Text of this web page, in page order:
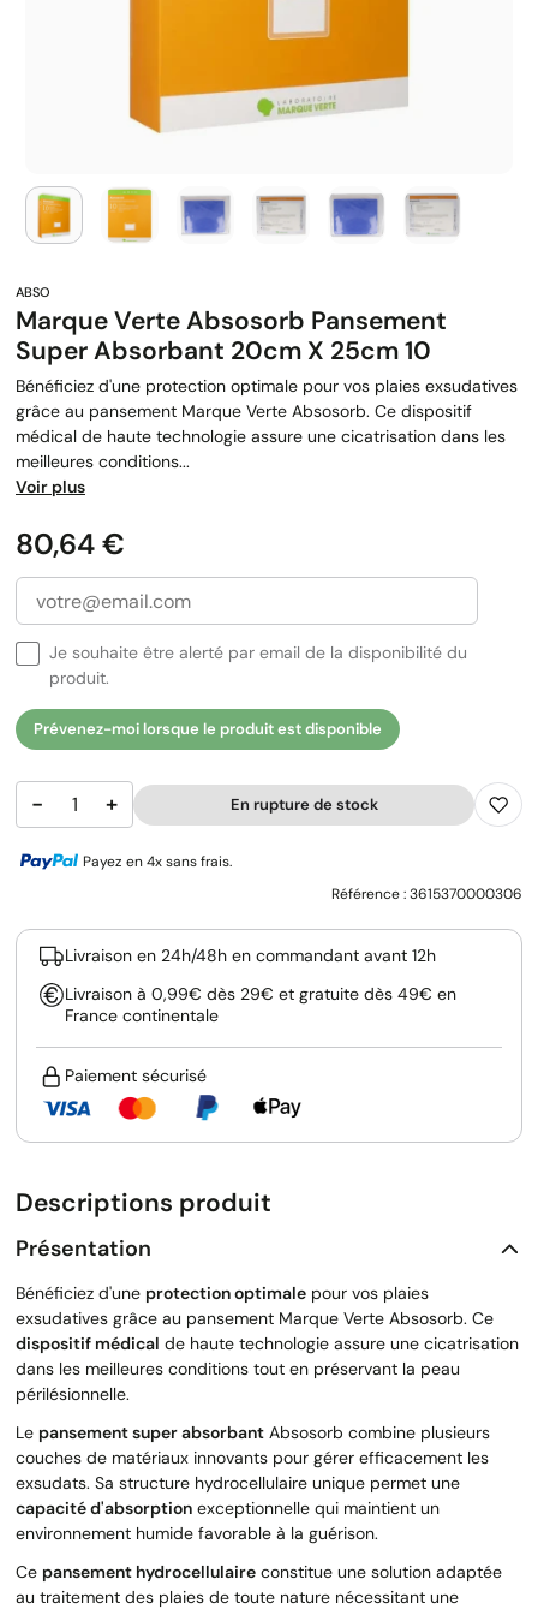
Marque Verte Absosorb Pansement
Super Absorbant 20cm X 25cm 10
Bénéficiez d'une protection optimale pour vos plaies exsudatives
grâce au pansement Marque Verte Absosorb. Ce dispositif
médical de haute technologie assure une cicatrisation dans les
meilleures conditions...
Voir plus
Prix
80,64 €
Je souhaite être alerté par email de la disponibilité du
produit.
Prévenez-moi lorsque le produit est disponible
− + En rupture de stock
Payez en 4x sans frais.
Référence :3615370000306
Livraison en 24h/48h en commandant avant 12h
Livraison à 0,99€ dès 29€ et gratuite dès 49€ en
France continentale
Paiement sécurisé
Descriptions produit
Présentation
Bénéficiez d'une protection optimale pour vos plaies
exsudatives grâce au pansement Marque Verte Absosorb. Ce
dispositif médical de haute technologie assure une cicatrisation
dans les meilleures conditions tout en préservant la peau
périlésionnelle.
Le pansement super absorbant Absosorb combine plusieurs
couches de matériaux innovants pour gérer efficacement les
exsudats. Sa structure hydrocellulaire unique permet une
capacité d'absorption exceptionnelle qui maintient un
environnement humide favorable à la guérison.
Ce pansement hydrocellulaire constitue une solution adaptée
au traitement des plaies de toute nature nécessitant une